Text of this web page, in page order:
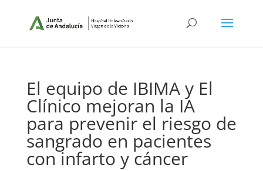
El equipo de IBIMA y El
Clínico mejoran la IA
para prevenir el riesgo de
sangrado en pacientes
con infarto y cáncer